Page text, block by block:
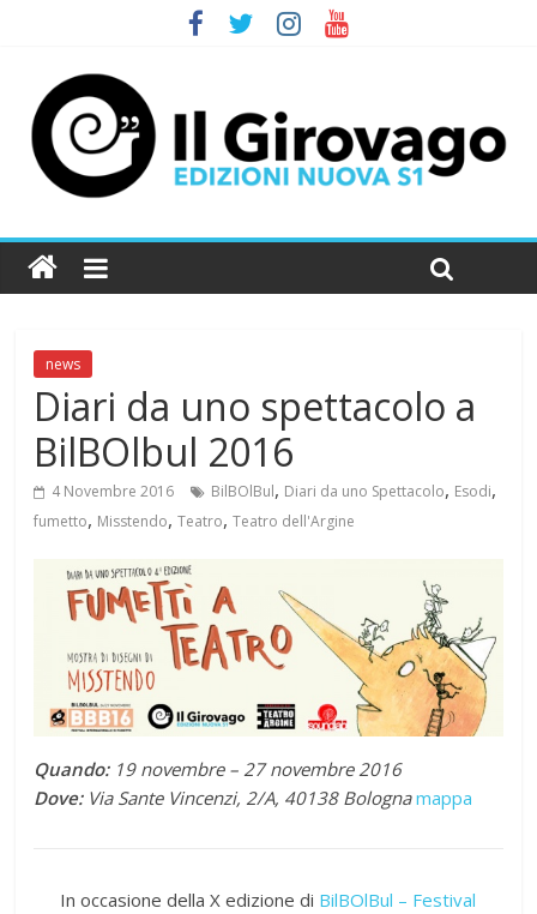
news
Diari da uno spettacolo a
BilBOlbul 2016
4 Novembre 2016 BilBOlBul, Diari da uno Spettacolo, Esodi,
fumetto, Misstendo,Teatro,Teatro dell'Argine
Quando:19 novembre – 27 novembre 2016
Dove:Via Sante Vincenzi, 2/A, 40138 Bolognamappa
In occasione della X edizione di BilBOlBul – Festival